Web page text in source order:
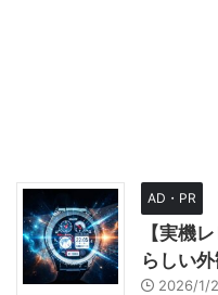
AD・PR
【実機
らしい
2026/1/